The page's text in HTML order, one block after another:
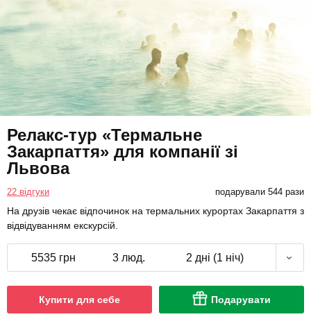
Релакс-тур «Термальне
Закарпаття» для компанії зі
Львова
22 відгуки подарували 544 рази
На друзів чекає відпочинок на термальних курортах Закарпаття з
відвідуванням екскурсій.
5535 грн 3 люд. 2 дні (1 ніч)
Купити для себе Подарувати